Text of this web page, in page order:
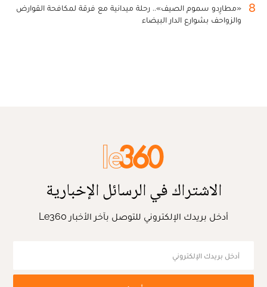
8
«مطارِدو سموم الصيف».. رحلة ميدانية مع فرقة لمكافحة القوارض
والزواحف بشوارع الدار البيضاء
الاشتراك في الرسائل الإخبارية
أدخل بريدك الإلكتروني للتوصل بآخر الأخبار Le360